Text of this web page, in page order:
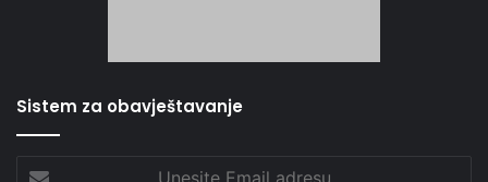
Sistem za obavještavanje
Unesite